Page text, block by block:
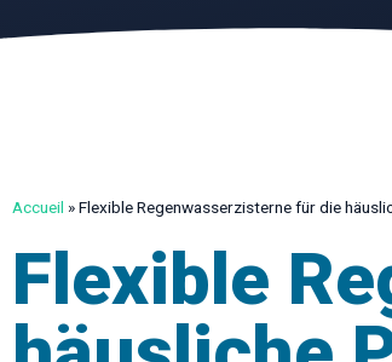
Accueil »Flexible Regenwasserzisterne für die
Flexible